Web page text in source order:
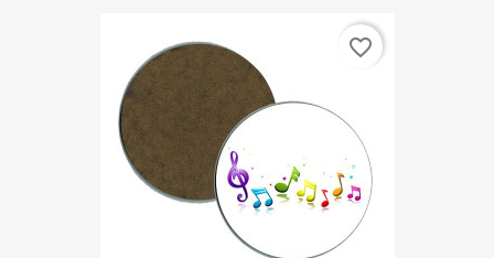
favorite_border